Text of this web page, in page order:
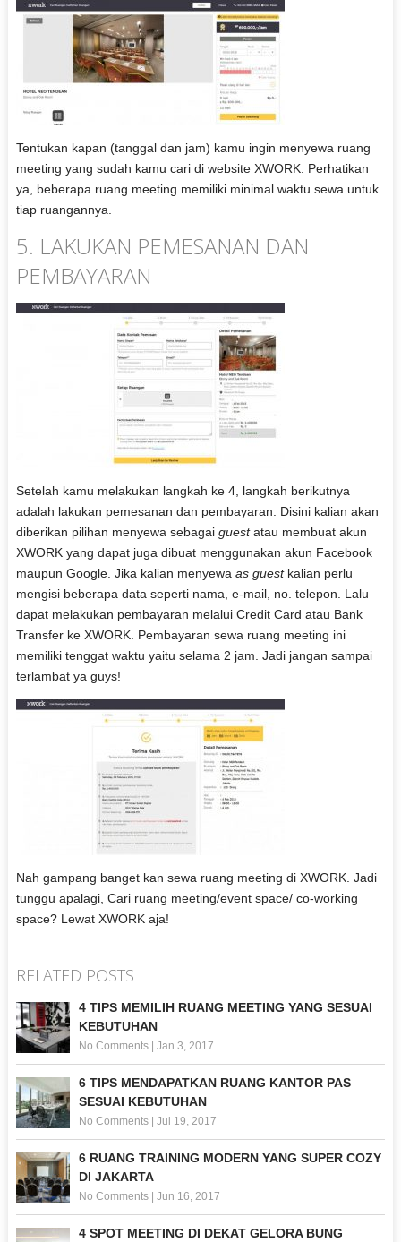
Tentukan kapan (tanggal dan jam) kamu ingin menyewa ruang
meeting yang sudah kamu cari di website XWORK. Perhatikan
ya, beberapa ruang meeting memiliki minimal waktu sewa untuk
tiap ruangannya.
5. LAKUKAN PEMESANAN DAN
PEMBAYARAN
Setelah kamu melakukan langkah ke 4, langkah berikutnya
adalah lakukan pemesanan dan pembayaran. Disini kalian akan
diberikan pilihan menyewa sebagai guestatau membuat akun
XWORK yang dapat juga dibuat menggunakan akun Facebook
maupun Google. Jika kalian menyewa as guestkalian perlu
mengisi beberapa data seperti nama, e-mail, no. telepon. Lalu
dapat melakukan pembayaran melalui Credit Card atau Bank
Transfer ke XWORK. Pembayaran sewa ruang meeting ini
memiliki tenggat waktu yaitu selama 2 jam. Jadi jangan sampai
terlambat ya guys!
Nah gampang banget kan sewa ruang meeting di XWORK. Jadi
tunggu apalagi, Cari ruang meeting/event space/ co-working
space? Lewat XWORK aja!
RELATED POSTS
4 TIPS MEMILIH RUANG MEETING YANG SESUAI
KEBUTUHAN
No Comments| Jan 3, 2017
6 TIPS MENDAPATKAN RUANG KANTOR PAS
SESUAI KEBUTUHAN
No Comments| Jul 19, 2017
6 RUANG TRAINING MODERN YANG SUPER COZY
DI JAKARTA
No Comments| Jun 16, 2017
4 SPOT MEETING DI DEKAT GELORA BUNG